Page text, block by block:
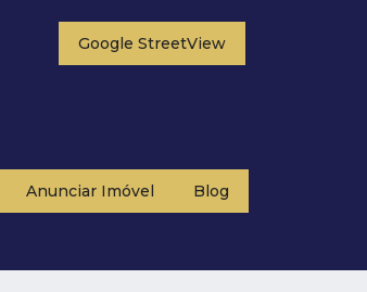
Google StreetView
Anunciar Imóvel Blog